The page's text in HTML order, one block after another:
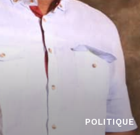
POLITIQUE